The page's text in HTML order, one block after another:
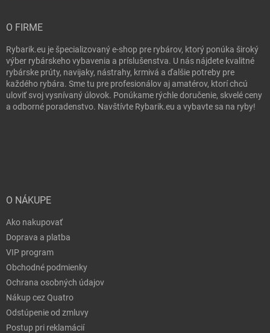
O FIRME
Rybarik.eu je špecializovaný e-shop pre rybárov, ktorý ponúka široký
výber rybárskeho vybavenia a príslušenstva. U nás nájdete kvalitné
rybárske prúty, navijaky, nástrahy, krmivá a ďalšie potreby pre
každého rybára. Sme tu pre profesionálov aj amatérov, ktorí chcú
uloviť svoj vysnívaný úlovok. Ponúkame rýchle doručenie, skvelé ceny
a odborné poradenstvo. Navštívte Rybarik.eu a vybavte sa na ryby!
O NÁKUPE
Ako nakupovať
Doprava a platba
VIP program
Obchodné podmienky
Ochrana osobných údajov
Nákup cez Quatro
Odstúpenie od zmluvy
Postup pri reklamácií